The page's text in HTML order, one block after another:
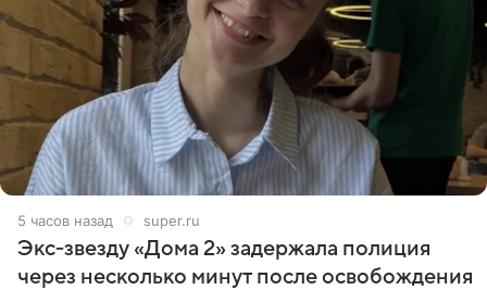
5 часов назад super.ru
Экс‑звезду «Дома 2» задержала полиция
через несколько минут после освобождения